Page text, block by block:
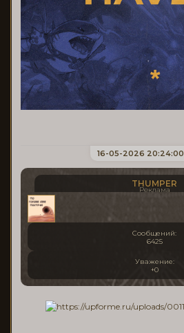
16-05-2026 20:24:00
THUMPER
Реклама
Сообщений:
6425
Уважение:
+0